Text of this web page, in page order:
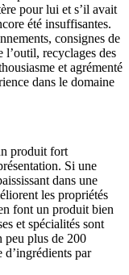
pour lui et s’il avait
été insuffisantes.
consignes de
l’outil, recyclages des
et agrémenté
dans le domaine
produit fort
Si une
dans une
les propriétés
font un produit bien
et spécialités sont
peu plus de 200
d’ingrédients par